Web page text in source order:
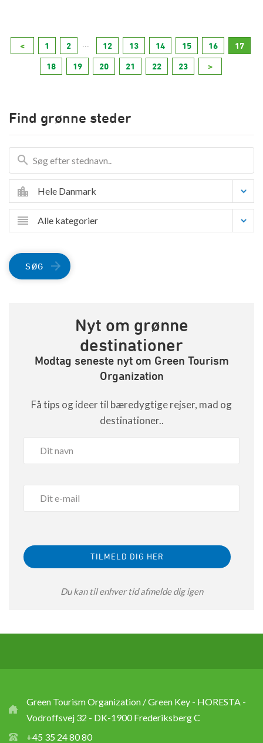
< 1 2 12 13 14 15 16 17
18 19 20 21 22 23 >
Find grønne steder
Hele Danmark
Alle kategorier
SØG
Nyt om grønne
destinationer
Modtag seneste nyt om Green Tourism
Organization
Få tips og ideer til bæredygtige rejser, mad og
destinationer..
Du kan til enhver tid afmelde dig igen
Green Tourism Organization / Green Key - HORESTA -
Vodroffsvej 32 - DK-1900 Frederiksberg C
+45 35 24 80 80